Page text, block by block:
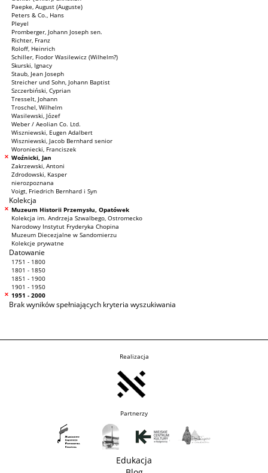
Paepke, August (Auguste)
Peters & Co., Hans
Pleyel
Promberger, Johann Joseph sen.
Richter, Franz
Roloff, Heinrich
Schiller, Fiodor Wasilewicz (Wilhelm?)
Skurski, Ignacy
Staub, Jean Joseph
Streicher und Sohn, Johann Baptist
Szczerbiński, Cyprian
Tresselt, Johann
Troschel, Wilhelm
Wasilewski, Józef
Weber / Aeolian Co. Ltd.
Wiszniewski, Eugen Adalbert
Wiszniewski, Jacob Bernhard senior
Woroniecki, Franciszek
Woźnicki, Jan
Zakrzewski, Antoni
Zdrodowski, Kasper
nierozpoznana
Voigt, Friedrich Bernhard i Syn
Kolekcja
Muzeum Historii Przemysłu, Opatówek
Kolekcja im. Andrzeja Szwalbego, Ostromecko
Narodowy Instytut Fryderyka Chopina
Muzeum Diecezjalne w Sandomierzu
Kolekcje prywatne
Datowanie
1751 - 1800
1801 - 1850
1851 - 1900
1901 - 1950
1951 - 2000
Brak wyników spełniających kryteria wyszukiwania
Realizacja
Partnerzy
Edukacja